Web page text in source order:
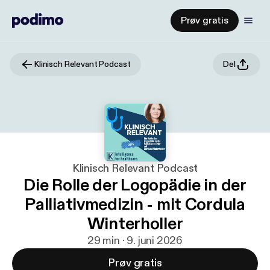
Prøv gratis
Klinisch Relevant Podcast Del
Klinisch Relevant Podcast
Die Rolle der Logopädie in der
Palliativmedizin - mit Cordula
Winterholler
29 min · 9. juni 2026
Prøv gratis